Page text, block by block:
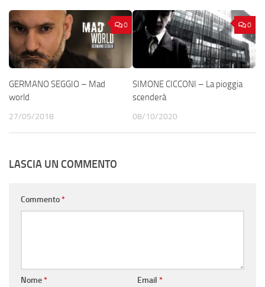
0
GERMANO SEGGIO – Mad
world
27/05/2018
0
SIMONE CICCONI – La pioggia
scenderà
08/10/2020
LASCIA UN COMMENTO
Commento*
Nome* Email *